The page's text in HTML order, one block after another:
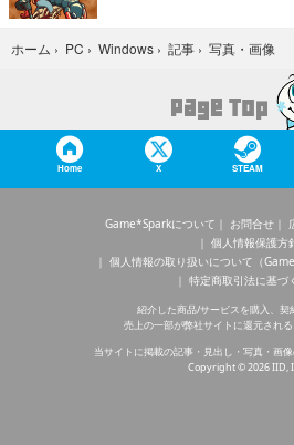
ホーム › PC › Windows › 記事 › 写真・画像
Home X STEAM
Game*Sparkについて お問合せ
個人情報保護方
個人情報の取り扱いについて（
特定商取引法に基づ
紹介した商品/サービスを購入、契
売上の一部が弊社サイトに還元される
当サイトに掲載の記事・見出し・写真・画像
Copyright © 2026 IID,